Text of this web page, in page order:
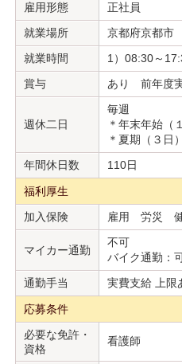
雇用形態
正社員
就業場所
京都府京都市
就業時間
1）08:30～
賞与
あり 前年度
週休二日
毎週
＊年末年始（
＊夏期（３日）
年間休日数
110日
福利厚生
加入保険
雇用 労災
マイカー通勤
不可
バイク通勤：
通勤手当
実費支給 上
応募条件
必要な免許・
資格
看護師